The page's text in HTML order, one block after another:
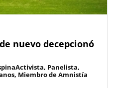
nuevo decepcionó
Panelista,
Miembro de Amnistía